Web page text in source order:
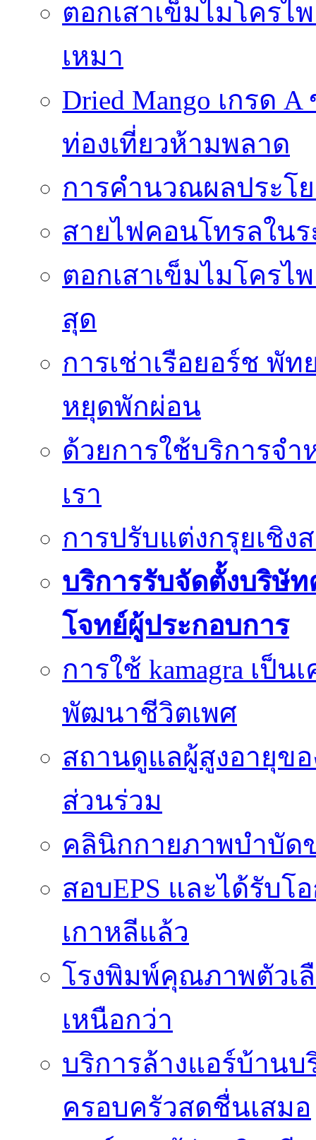
ตอกเสาเข็มไมโคร
เหมา
Dried Mango เกรด
ท่องเที่ยวห้ามพลาด
การคำนวณผลประโ
สายไฟคอนโทรลในร
ตอกเสาเข็มไมโคร
สุด
การเช่าเรือยอร์ช พั
หยุดพักผ่อน
ด้วยการใช้บริการจ
เรา
การปรับแต่งกรุยเชิง
บริการรับจัดตั้งบริษั
โจทย์ผู้ประกอบการ
การใช้ kamagra เป็
พัฒนาชีวิตเพศ
สถานดูแลผู้สูงอายุขอ
ส่วนร่วม
คลินิกกายภาพบำบัด
สอบEPS และได้รับโ
เกาหลีแล้ว
โรงพิมพ์คุณภาพตัวเ
เหนือกว่า
บริการล้างแอร์บ้าน
ครอบครัวสดชื่นเสมอ